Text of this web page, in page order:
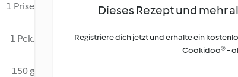
1 Prise
1 Pck.
150 g
Dieses Rezept und mehr
Registriere dich jetzt und erhalte ein
Cookidoo® -